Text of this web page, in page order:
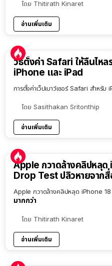
โดย Thitirath Kinaret
อ่านเพิ่มเติม
วิธีตั้งค่า Safari ให้ลื่นไห
iPhone และ iPad
การตั้งค่าเว็ปเบาว์เซอร์ Safari สำหรั
โดย Sasithakan Sritonthip
อ่านเพิ่มเติม
Apple กวาดล้างคลิปหลุด
Drop Test ปลิวหายจากสื่
Apple กวาดล้างคลิปหลุด iPhone
มากกว่า
โดย Thitirath Kinaret
อ่านเพิ่มเติม